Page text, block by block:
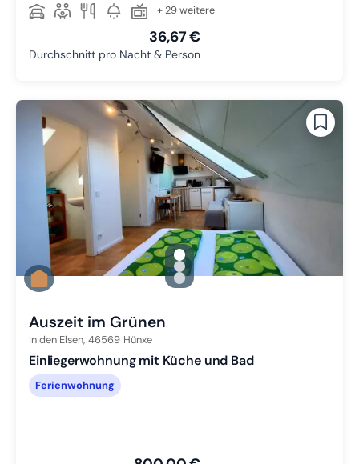
+ 29 weitere
36,67 €
Durchschnitt pro Nacht & Person
gallery.slide_selector
Zu Slide 1 wechseln
Zu Slide 2 wechseln
Zu Slide 3 wechseln
Auszeit im Grünen
In den Elsen, 46569 Hünxe
Einliegerwohnung mit Küche und Bad
Ferienwohnung